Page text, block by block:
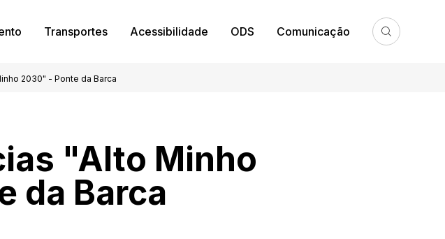
Transportes Acessibilidade ODS Comunicação
2030" - Ponte da Barca
"Alto Minho
da Barca